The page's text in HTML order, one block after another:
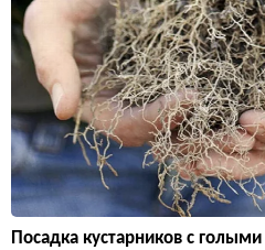
Посадка кустарников с